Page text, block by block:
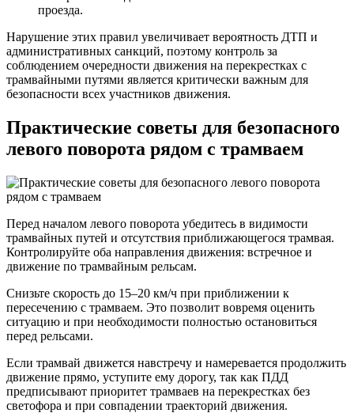
проезда.
Нарушение этих правил увеличивает вероятность ДТП и
административных санкций, поэтому контроль за
соблюдением очередности движения на перекрестках с
трамвайными путями является критически важным для
безопасности всех участников движения.
Практические советы для безопасного
левого поворота рядом с трамваем
Перед началом левого поворота убедитесь в видимости
трамвайных путей и отсутствия приближающегося трамвая.
Контролируйте оба направления движения: встречное и
движение по трамвайным рельсам.
Снизьте скорость до 15–20 км/ч при приближении к
пересечению с трамваем. Это позволит вовремя оценить
ситуацию и при необходимости полностью остановиться
перед рельсами.
Если трамвай движется навстречу и намеревается продолжить
движение прямо, уступите ему дорогу, так как ПДД
предписывают приоритет трамваев на перекрестках без
светофора и при совпадении траекторий движения.